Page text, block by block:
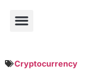
Cryptocurrency